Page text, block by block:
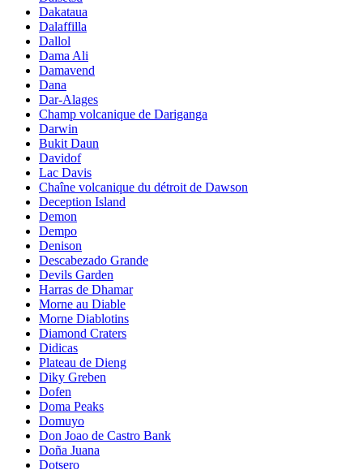
Dakataua
Dalaffilla
Dallol
Dama Ali
Damavend
Dana
Dar-Alages
Champ volcanique de Dariganga
Darwin
Bukit Daun
Davidof
Lac Davis
Chaîne volcanique du détroit de Dawson
Deception Island
Demon
Dempo
Denison
Descabezado Grande
Devils Garden
Harras de Dhamar
Morne au Diable
Morne Diablotins
Diamond Craters
Didicas
Plateau de Dieng
Diky Greben
Dofen
Doma Peaks
Domuyo
Don Joao de Castro Bank
Doña Juana
Dotsero